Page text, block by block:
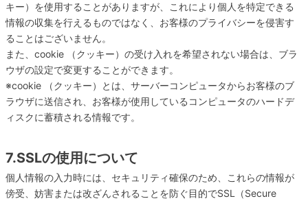
キー）を使用することがありますが、これにより個人を特定できる
情報の収集を行えるものではなく、お客様のプライバシーを侵害す
ることはございません。
また、cookie （クッキー）の受け入れを希望されない場合は、ブラ
ウザの設定で変更することができます。
※cookie （クッキー）とは、サーバーコンピュータからお客様のブ
ラウザに送信され、お客様が使用しているコンピュータのハードデ
ィスクに蓄積される情報です。
7.SSLの使用について
個人情報の入力時には、セキュリティ確保のため、これらの情報が
傍受、妨害または改ざんされることを防ぐ目的でSSL（Secure